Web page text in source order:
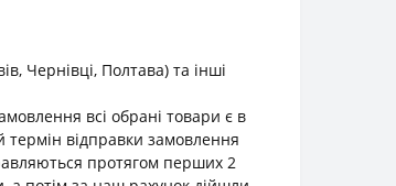
Чернівці, Полтава) та інші
всі обрані товари є в
термін відправки замовлення
протягом перших 2